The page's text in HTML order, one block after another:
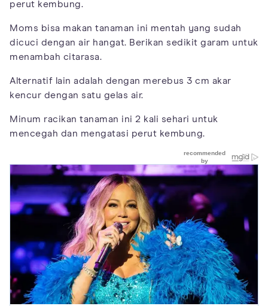
perut kembung.
Moms bisa makan tanaman ini mentah yang sudah
dicuci dengan air hangat. Berikan sedikit garam untuk
menambah citarasa.
Alternatif lain adalah dengan merebus 3 cm akar
kencur dengan satu gelas air.
Minum racikan tanaman ini 2 kali sehari untuk
mencegah dan mengatasi perut kembung.